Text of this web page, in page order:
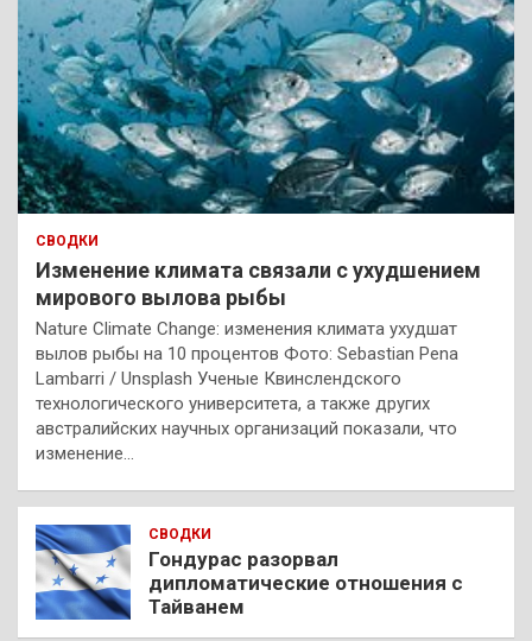
СВОДКИ
Изменение климата связали с ухудшением
мирового вылова рыбы
Nature Climate Change: изменения климата ухудшат
вылов рыбы на 10 процентов Фото: Sebastian Pena
Lambarri / Unsplash Ученые Квинслендского
технологического университета, а также других
австралийских научных организаций показали, что
изменение…
СВОДКИ
Гондурас разорвал
дипломатические отношения с
Тайванем